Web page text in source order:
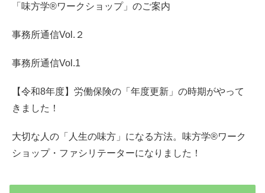
「味方学®ワークショップ」のご案内
事務所通信Vol.２
事務所通信Vol.1
【令和8年度】労働保険の「年度更新」の時期がやって
きました！
大切な人の「人生の味方」になる方法。味方学®ワーク
ショップ・ファシリテーターになりました！